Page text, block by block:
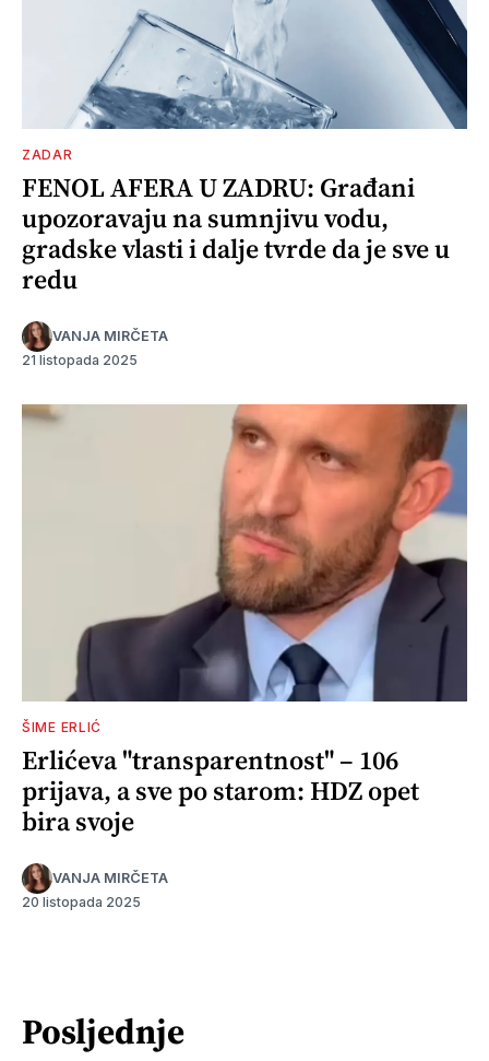
ZADAR
FENOL AFERA U ZADRU: Građani
upozoravaju na sumnjivu vodu,
gradske vlasti i dalje tvrde da je sve u
redu
VANJA MIRČETA
21 listopada 2025
ŠIME ERLIĆ
Erlićeva "transparentnost" – 106
prijava, a sve po starom: HDZ opet
bira svoje
VANJA MIRČETA
20 listopada 2025
Posljednje